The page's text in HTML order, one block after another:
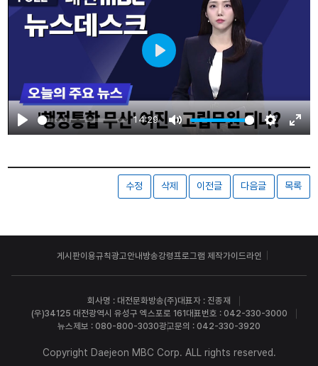
Play
14:29
Mute Settings
Play
수정 삭제 이전글 다음글 목록
게시판이용규칙광고안내방송강령 프로그램 제작가이드라인
회사명 : 대전문화방송(주)대표자 : 진종재
(우)34125 대전광역시 유성구 엑스포로 161대표번호 : 042-330-3000
뉴스제보 : 080-800-3030광고문의 : 042-330-3920
Copyright Daejeon MBC Corp. ALL rights reserved.